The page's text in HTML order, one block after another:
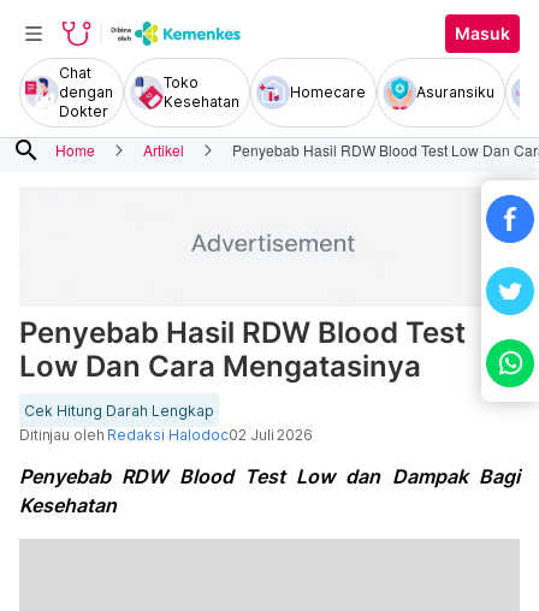
Masuk
Chat
dengan
Dokter
Toko
Kesehatan
Homecare Asuransiku
search Home Artikel Penyebab Hasil RDW Blood Test Low Dan
Penyebab Hasil RDW Blood Test
Low Dan Cara Mengatasinya
Cek Hitung Darah Lengkap
Ditinjau oleh Redaksi Halodoc02 Juli 2026
Penyebab RDW Blood Test Low dan Dampak Bagi
Kesehatan